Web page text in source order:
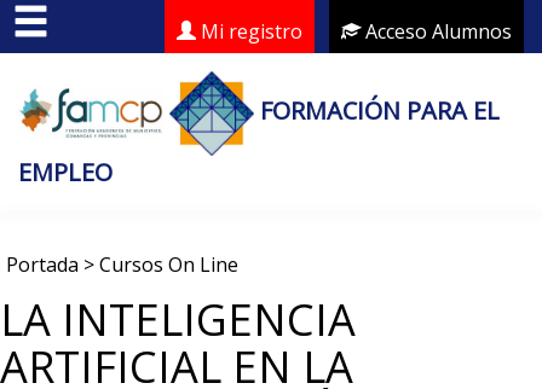
Acceso Alumnos
Mi registro
FORMACIÓN PARA EL
EMPLEO
Portada >Cursos On Line
LA INTELIGENCIA
ARTIFICIAL EN LA